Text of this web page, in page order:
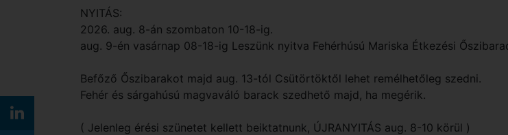
NYITÁS:
2026. aug. 8-án szombaton 10-18-ig.
aug. 9-én vasárnap 08-18-ig Leszünk nyitva Fehérhúsú Mariska Étkezési
Befőző Őszibarakot majd aug. 13-tól Csütörtöktől lehet remélhetőleg szedni.
Fehér és sárgahúsú magvaváló barack szedhető majd, ha megérik.
( Jelenleg érési szünetet kellett beiktatnunk, ÚJRANYITÁS aug. 8-10 körül )